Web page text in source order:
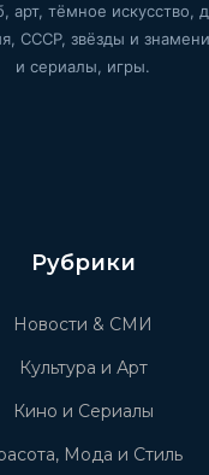
арт, тёмное искусство,
СССР, звёзды и
и сериалы, игры.
Рубрики
Новости & СМИ
Культура и Арт
Кино и Сериалы
Мода и Стиль